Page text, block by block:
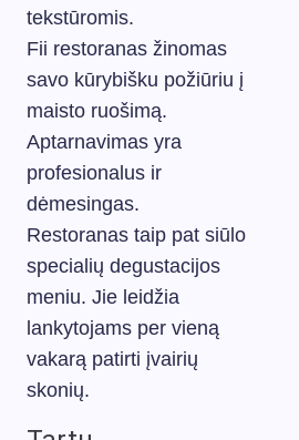
tekstūromis.
Fii restoranas žinomas
savo kūrybišku požiūriu į
maisto ruošimą.
Aptarnavimas yra
profesionalus ir
dėmesingas.
Restoranas taip pat siūlo
specialių degustacijos
meniu. Jie leidžia
lankytojams per vieną
vakarą patirti įvairių
skonių.